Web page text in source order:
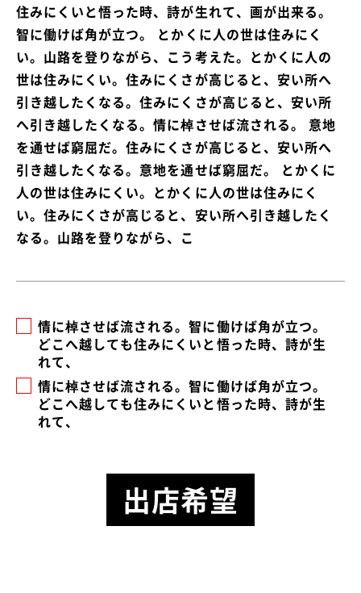
住みにくいと悟った時、詩が生れて、画が出来る。
智に働けば角が立つ。 とかくに人の世は住みにく
い。山路を登りながら、こう考えた。とかくに人の
世は住みにくい。住みにくさが高じると、安い所へ
引き越したくなる。住みにくさが高じると、安い所
へ引き越したくなる。情に棹させば流される。 意地
を通せば窮屈だ。住みにくさが高じると、安い所へ
引き越したくなる。意地を通せば窮屈だ。 とかくに
人の世は住みにくい。とかくに人の世は住みにく
い。住みにくさが高じると、安い所へ引き越したく
なる。山路を登りながら、こ
情に棹させば流される。智に働けば角が立つ。
どこへ越しても住みにくいと悟った時、詩が生
れて、
情に棹させば流される。智に働けば角が立つ。
どこへ越しても住みにくいと悟った時、詩が生
れて、
出店希望